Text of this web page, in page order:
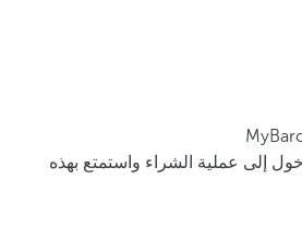
إلى عملية الشراء واستمتع بهذه